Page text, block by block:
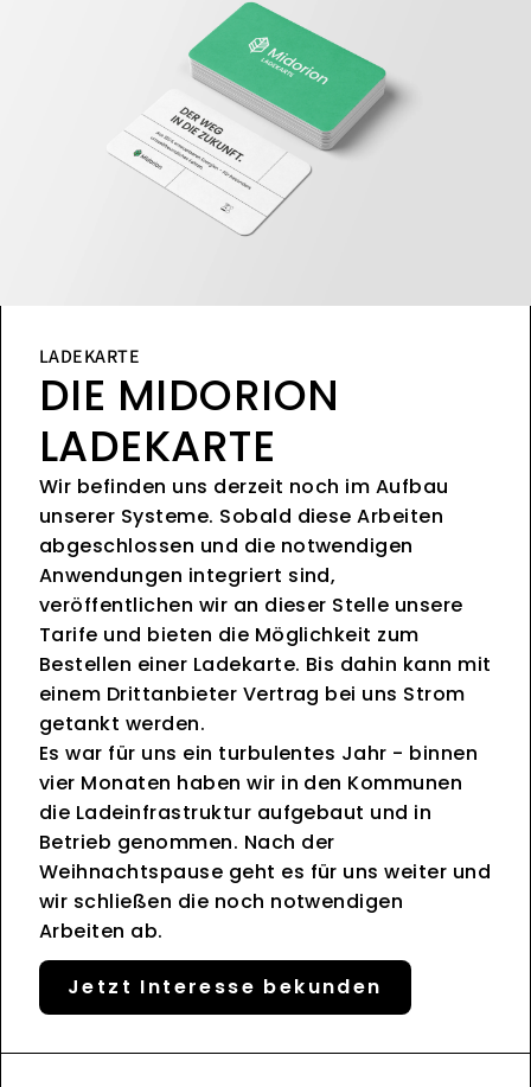
LADEKARTE
DIE MIDORION
LADEKARTE
Wir befinden uns derzeit noch im Aufbau
unserer Systeme. Sobald diese Arbeiten
abgeschlossen und die notwendigen
Anwendungen integriert sind,
veröffentlichen wir an dieser Stelle unsere
Tarife und bieten die Möglichkeit zum
Bestellen einer Ladekarte. Bis dahin kann mit
einem Drittanbieter Vertrag bei uns Strom
getankt werden.
Es war für uns ein turbulentes Jahr - binnen
vier Monaten haben wir in den Kommunen
die Ladeinfrastruktur aufgebaut und in
Betrieb genommen. Nach der
Weihnachtspause geht es für uns weiter und
wir schließen die noch notwendigen
Arbeiten ab.
Jetzt Interesse bekunden